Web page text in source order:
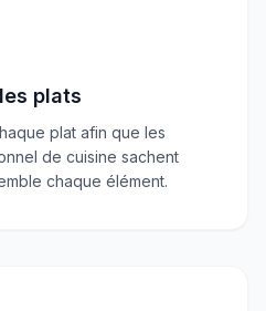
plats
plat afin que les
de cuisine sachent
chaque élément.